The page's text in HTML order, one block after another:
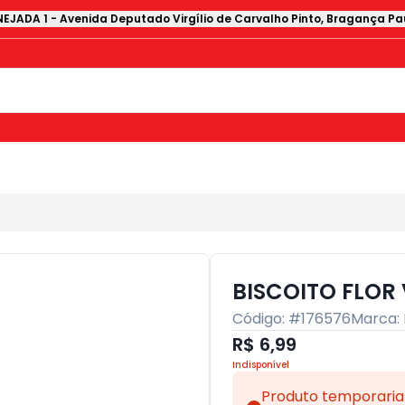
1 - Avenida Deputado Virgílio de Carvalho Pinto, Bragança
BISCOITO
Código: #176576Marca:
R$ 6,99
Indisponível
Produto